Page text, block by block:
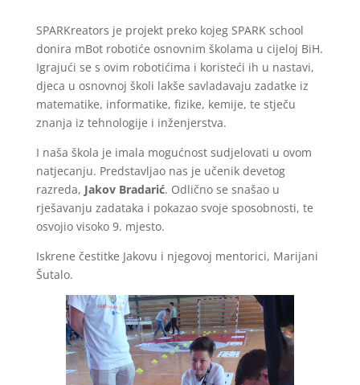
SPARKreators je projekt preko kojeg SPARK school
donira mBot robotiće osnovnim školama u cijeloj BiH.
Igrajući se s ovim robotićima i koristeći ih u nastavi,
djeca u osnovnoj školi lakše savladavaju zadatke iz
matematike, informatike, fizike, kemije, te stječu
znanja iz tehnologije i inženjerstva.
I naša škola je imala mogućnost sudjelovati u ovom
natjecanju. Predstavljao nas je učenik devetog
razreda, Jakov Bradarić. Odlično se snašao u
rješavanju zadataka i pokazao svoje sposobnosti, te
osvojio visoko 9. mjesto.
Iskrene čestitke Jakovu i njegovoj mentorici, Marijani
Šutalo.